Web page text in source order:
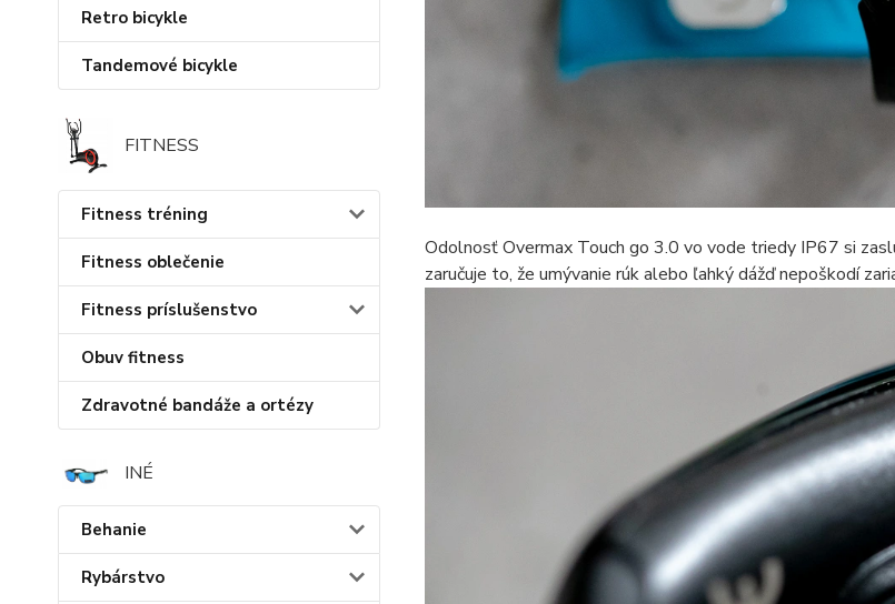
Retro bicykle
Tandemové bicykle
FITNESS
Fitness tréning
Fitness oblečenie
Fitness príslušenstvo
Obuv fitness
Zdravotné bandáže a ortézy
INÉ
Behanie
Rybárstvo
Odolnosť Overmax Touch go 3.0 vo vode triedy IP67 si
zaručuje to, že umývanie rúk alebo ľahký dážď nepoškodí